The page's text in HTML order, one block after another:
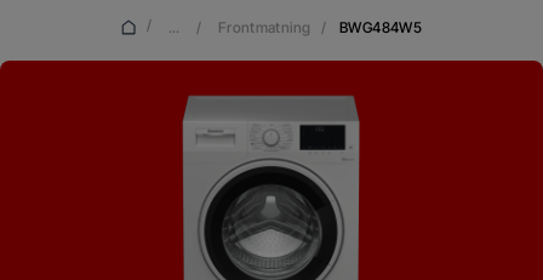
/ ... / Frontmatning / BWG484W5